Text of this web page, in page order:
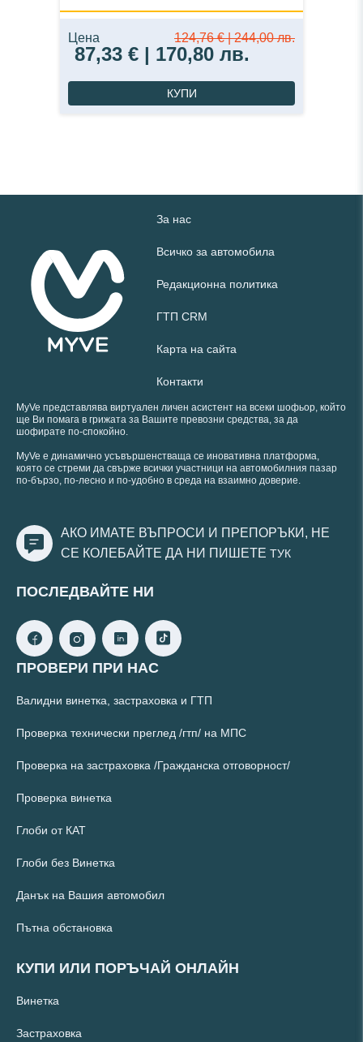
Цена 124,76 € | 244,00 лв.
87,33 € | 170,80 лв.
КУПИ
За нас
Всичко за автомобила
Редакционна политика
ГТП CRM
Карта на сайта
Контакти
MyVe представлява виртуален личен асистент на всеки шофьор, който
ще Ви помага в грижата за Вашите превозни средства, за да
шофирате по-спокойно.
MyVe е динамично усъвършенстваща се иновативна платформа,
която се стреми да свърже всички участници на автомобилния пазар
по-бързо, по-лесно и по-удобно в среда на взаимно доверие.
АКО ИМАТЕ ВЪПРОСИ И ПРЕПОРЪКИ, НЕ
СЕ КОЛЕБАЙТЕ ДА НИ ПИШЕТЕ ТУК
ПОСЛЕДВАЙТЕ НИ
ПРОВЕРИ ПРИ НАС
Валидни винетка, застраховка и ГТП
Проверка технически преглед /гтп/ на МПС
Проверка на застраховка /Гражданска отговорност/
Проверка винетка
Глоби от КАТ
Глоби без Винетка
Данък на Вашия автомобил
Пътна обстановка
КУПИ ИЛИ ПОРЪЧАЙ ОНЛАЙН
Винетка
Застраховка